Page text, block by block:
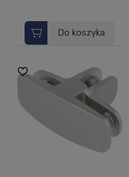
Do koszyka